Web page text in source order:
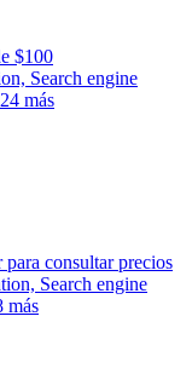
$100
Search engine
más
para consultar precios
Search engine
más